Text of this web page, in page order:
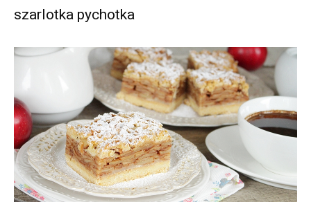
szarlotka pychotka